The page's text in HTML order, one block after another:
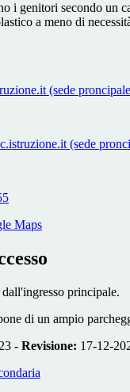
i genitori secondo un
a meno di
(sede
(sede
Maps
principale.
di un ampio
- Revisione: 17-12-